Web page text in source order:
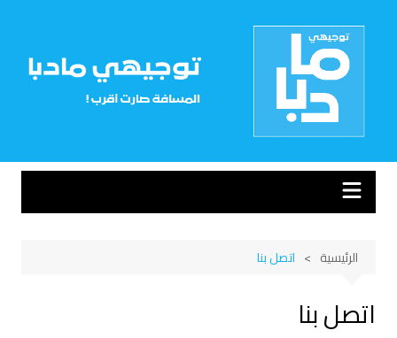
المحتوى
الرئيسية اتصل بنا
اتصل بنا